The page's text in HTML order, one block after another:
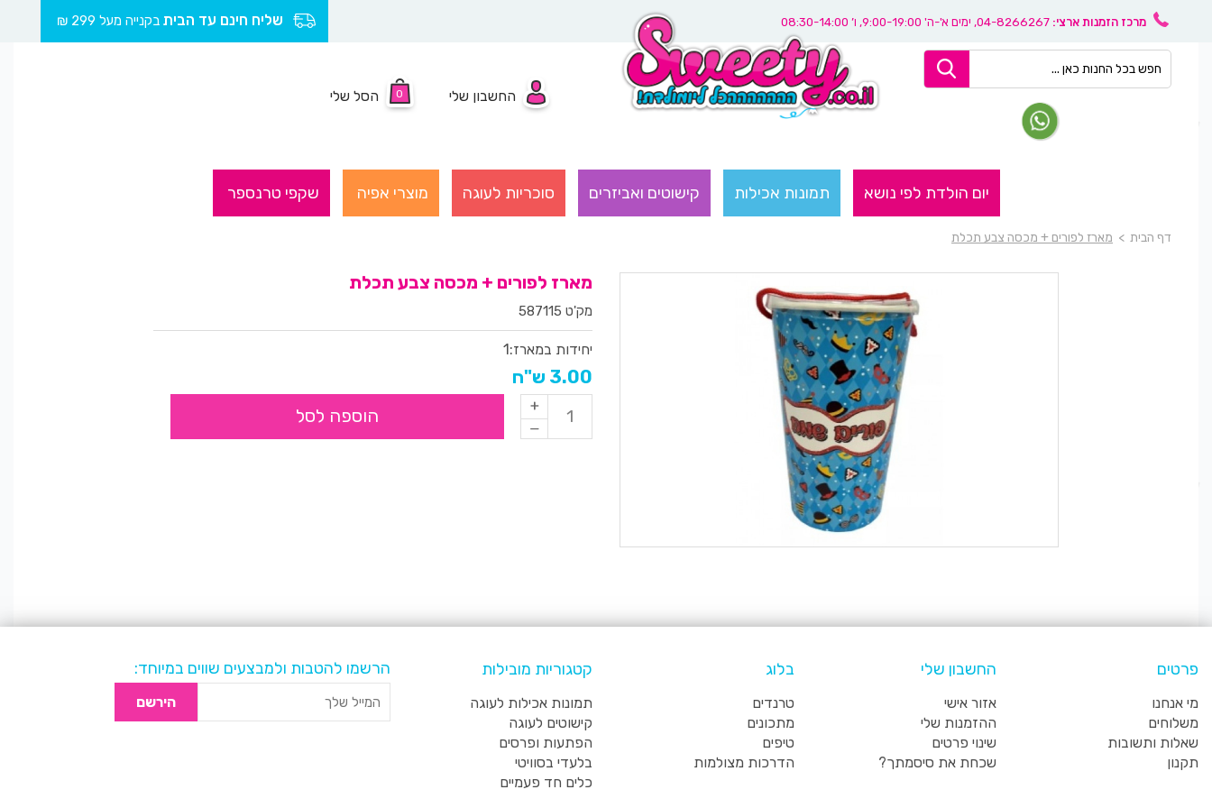
מרכז הזמנות ארצי: 04-8266267, ימים א'-ה' 9:00-19:00, ו’ 08:30-14:00 שליח חינם עד הבית בקנייה מעל 299 ₪
החשבון שלי 0 הסל שלי
יום הולדת לפי נושא תמונות אכילות קישוטים ואביזרים סוכריות לעוגה מוצרי אפיה שקפי טרנספר
דף הבית > מארז לפורים + מכסה צבע תכלת
מארז לפורים + מכסה צבע תכלת
מק'ט 587115
יחידות במארז:1
3.00 ש"ח
הוספה לסל
פרטים
מי אנחנו
משלוחים
שאלות ותשובות
תקנון
החשבון שלי
אזור אישי
ההזמנות שלי
שינוי פרטים
שכחת את סיסמתך?
בלוג
טרנדים
מתכונים
טיפים
הדרכות מצולמות
קטגוריות מובילות
תמונות אכילות לעוגה
קישוטים לעוגה
הפתעות ופרסים
בלעדי בסוויטי
כלים חד פעמיים
הרשמו להטבות ולמבצעים שווים במיוחד:
הירשם